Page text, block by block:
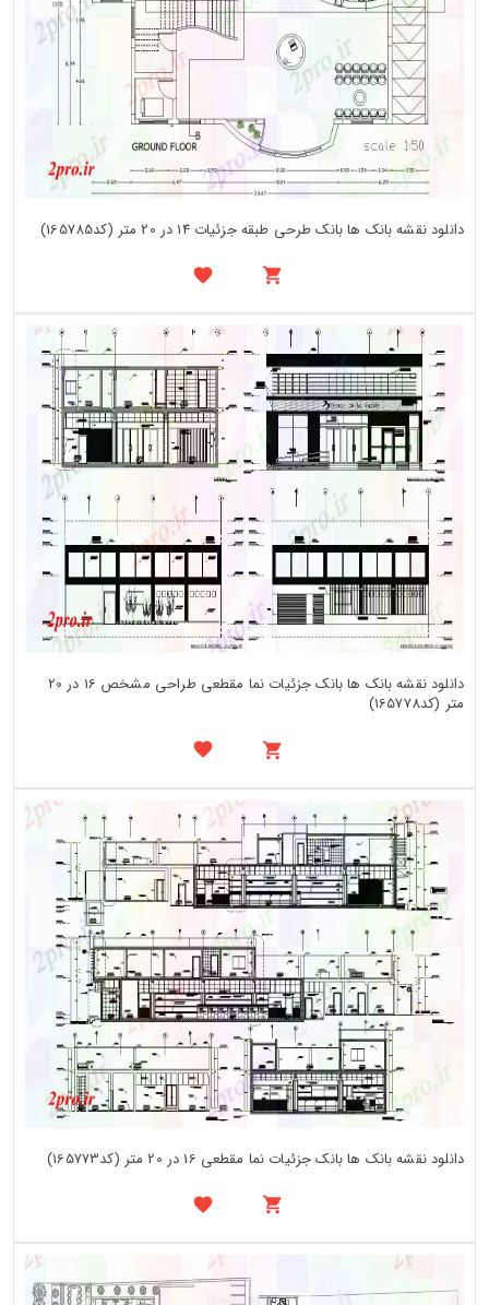
دانلود نقشه بانک ها بانک طرحی طبقه جزئیات 14 در 20 متر (کد165785)
دانلود نقشه بانک ها بانک جزئیات نما مقطعی طراحی مشخص 16 در 20
متر (کد165778)
دانلود نقشه بانک ها بانک جزئیات نما مقطعی 16 در 20 متر (کد165773)